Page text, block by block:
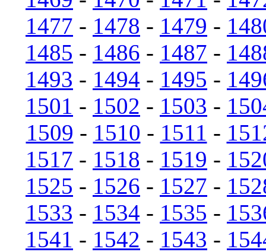
1477 - 1478 - 1479 -
1485 - 1486 - 1487 -
1493 - 1494 - 1495 -
1501 - 1502 - 1503 -
1509 - 1510 - 1511 -
1517 - 1518 - 1519 -
1525 - 1526 - 1527 -
1533 - 1534 - 1535 -
1541 - 1542 - 1543 -